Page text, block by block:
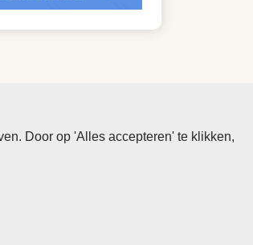
Door op 'Alles accepteren' te klikken,